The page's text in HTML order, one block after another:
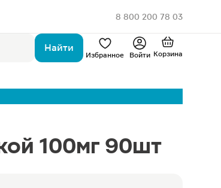
8 800 200 78 03
Найти
Избранное Войти Корзина
100мг 90шт